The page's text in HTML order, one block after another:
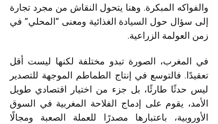
والفواكه المبكرة. وهنا يتحول النقاش من مجرد تجارة
إلى سؤال حول السيادة الغذائية ومعنى “المحلي” في
زمن العولمة الزراعية.
في المغرب، الصورة تبدو مختلفة لكنها ليست أقل
تعقيدًا. فالتوسع في إنتاج الطماطم الموجهة للتصدير
ليس حدثًا طارئًا، بل جزء من اختيار اقتصادي طويل
الأمد، يقوم على إدماج الفلاحة المغربية في السوق
الأوروبية، باعتبارها مصدرًا للعملة الصعبة ومجالًا